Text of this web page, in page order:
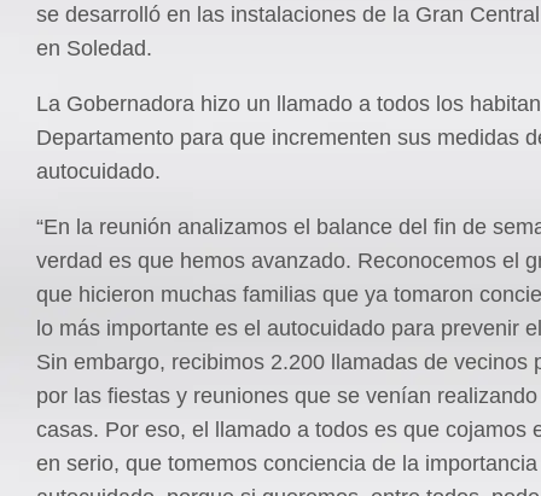
se desarrolló en las instalaciones de la Gran
en Soledad.
La Gobernadora hizo un llamado a todos los
Departamento para que incrementen sus medidas
autocuidado.
“En la reunión analizamos el balance del fin de
verdad es que hemos avanzado. Reconocemos el
que hicieron muchas familias que ya tomaron
lo más importante es el autocuidado para prevenir
Sin embargo, recibimos 2.200 llamadas de vecinos
por las fiestas y reuniones que se venían
casas. Por eso, el llamado a todos es que cojamos
en serio, que tomemos conciencia de la